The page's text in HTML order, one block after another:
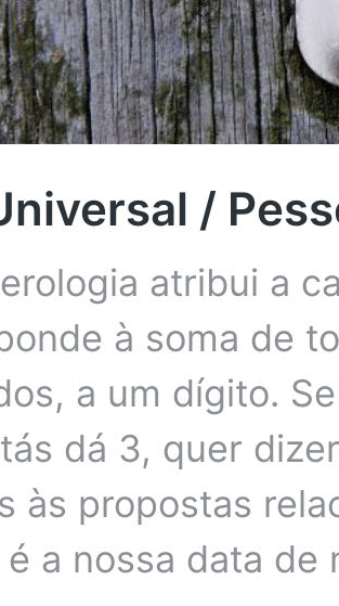
/
atribui a
à soma de
a um dígito.
dá 3, quer
às propostas
é a nossa data